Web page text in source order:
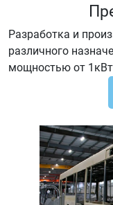
Разработка и
различного
мощностью от